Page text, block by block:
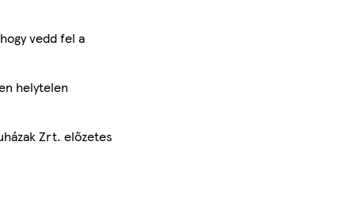
vedd fel a
helytelen
Zrt. előzetes